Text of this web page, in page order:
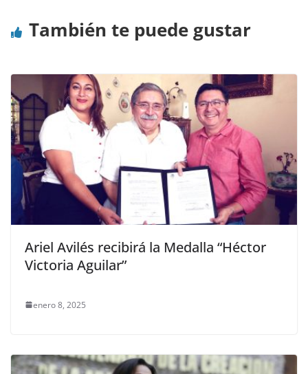
También te puede gustar
Ariel Avilés recibirá la Medalla “Héctor
Victoria Aguilar”
enero 8, 2025